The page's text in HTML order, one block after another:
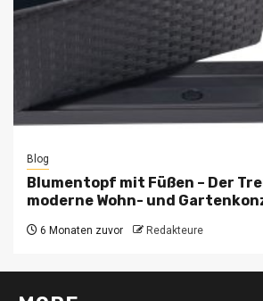
Blog
Blumentopf mit Füßen – Der
moderne Wohn- und
6 Monaten zuvor Redakteure